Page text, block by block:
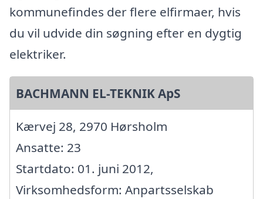
kommunefindes der flere elfirmaer, hvis
du vil udvide din søgning efter en dygtig
elektriker.
BACHMANN EL-TEKNIK ApS
Kærvej 28, 2970 Hørsholm
Ansatte: 23
Startdato: 01. juni 2012,
Virksomhedsform: Anpartsselskab